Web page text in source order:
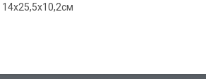
14х25,5х10,2см